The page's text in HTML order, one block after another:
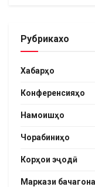
Рубрикахо
Хабарҳо
Конференсияҳо
Намоишҳо
Чорабиниҳо
Корҳои эҷодӣ
Маркази